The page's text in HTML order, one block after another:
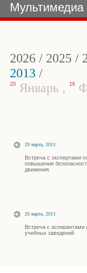
Мультимедиа
2026 / 2025 /
2013 /
20 Январь , 16
29 марта, 2013
Встреча с экспертами
повышения
движения
26 марта, 2013
Встреча с
учебных заведений